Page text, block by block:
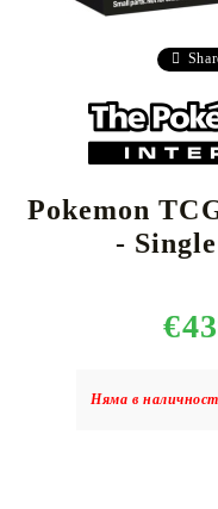
Pokemon
-
€43
Няма в